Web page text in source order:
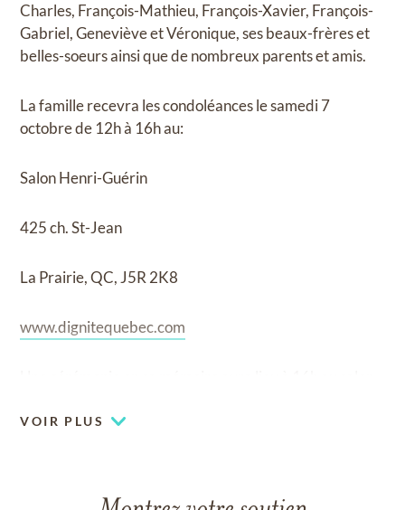
Charles, François-Mathieu, François-Xavier, François-
Gabriel, Geneviève et Véronique, ses beaux-frères et
belles-soeurs ainsi que de nombreux parents et amis.
La famille recevra les condoléances le samedi 7
octobre de 12h à 16h au:
Salon Henri-Guérin
425 ch. St-Jean
La Prairie, QC, J5R 2K8
www.dignitequebec.com
VOIR PLUS